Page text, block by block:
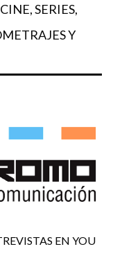
SERIES,
Y
EN YOU